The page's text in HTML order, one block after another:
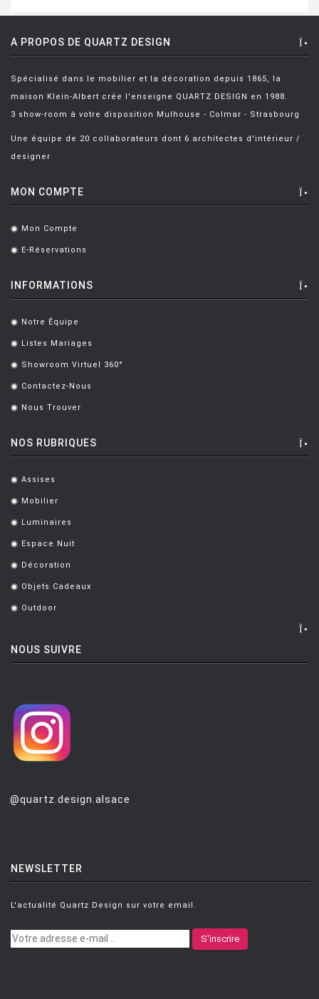
A PROPOS DE QUARTZ DESIGN
Spécialisé dans le mobilier et la décoration depuis 1865, la
maison Klein-Albert crée l'enseigne QUARTZ DESIGN en 1988.
3 show-room à votre disposition Mulhouse - Colmar - Strasbourg
Une équipe de 20 collaborateurs dont 6 architectes d'intérieur /
designer
MON COMPTE
. Mon Compte
. E-Réservations
INFORMATIONS
. Notre Équipe
. Listes Mariages
. Showroom Virtuel 360°
. Contactez-Nous
. Nous Trouver
NOS RUBRIQUES
. Assises
. Mobilier
. Luminaires
. Espace Nuit
. Décoration
. Objets Cadeaux
. Outdoor
NOUS SUIVRE
@quartz.design.alsace
NEWSLETTER
L'actualité Quartz Design sur votre email.
S'inscrire